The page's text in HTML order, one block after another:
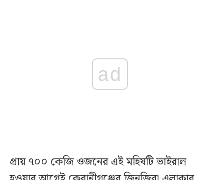
ad
প্রায় ৭০০ কেজি ওজনের এই মহিষটি ভাইরাল